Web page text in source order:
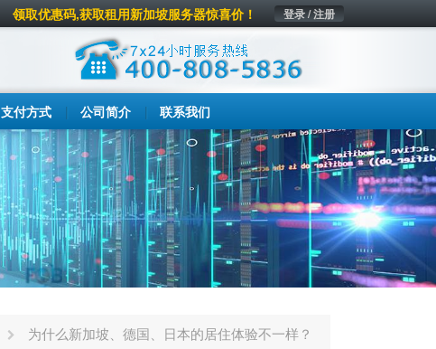
登录 / 注册
领取优惠码,获取租用新加坡服务器惊喜价！
支付方式 公司简介 联系我们
为什么新加坡、德国、日本的居住体验不一样？